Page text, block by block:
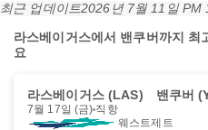
최근 업데이트2026년 7월 11일 PM
라스베이거스에서 밴쿠버까지 최
요
라스베이거스 (LAS) 밴쿠버
7월 17일 (금) 직항
웨스트제트